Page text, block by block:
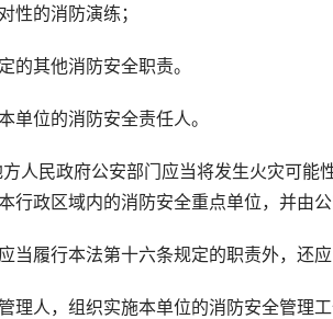
性的消防演练；
的其他消防安全职责。
单位的消防安全责任人。
人民政府公安部门应当将发生火灾可能
行政区域内的消防安全重点单位，并由
当履行本法第十六条规定的职责外，还应
理人，组织实施本单位的消防安全管理工